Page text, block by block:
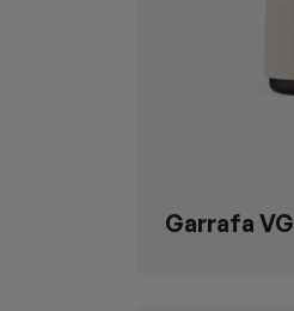
Garrafa VG